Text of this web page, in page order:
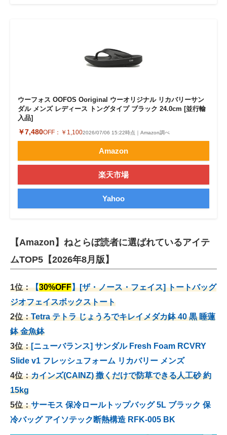
ウーフォス OOFOS Ooriginal ウーオリジナル リカバリーサン
ダル メンズ レディース トングタイプ ブラック 24.0cm [並行輸
入品]
￥7,480OFF： ￥1,1002026/07/06 15:22時点｜Amazon調べ
Amazon
楽天市場
Yahoo
【Amazon】ねとらぼ読者に選ばれているアイテ
ムTOP5【2026年8月版】
1位：【30%OFF】[ザ・ノース・フェイス] トートバッグ
ジオフェイスボックストート
2位：Tetra テトラ じょうろでキレイメダカ鉢 40 黒 睡蓮
鉢 金魚鉢
3位：[ニューバランス] サンダル Fresh Foam RCVRY
Slide v1 フレッシュフォーム リカバリー メンズ
4位：カインズ(CAINZ) 撒くだけで防草できる人工砂 約
15kg
5位：サーモス 保冷ロールトップバッグ 5L ブラック 保
冷バッグ アイソテック断熱構造 RFK-005 BK